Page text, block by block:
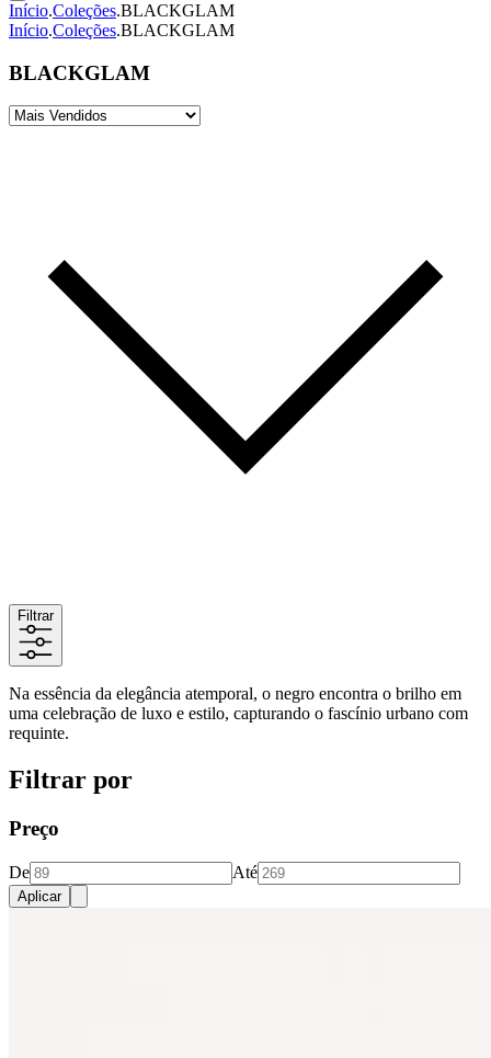
Início.Coleções.BLACKGLAM
Início.Coleções.BLACKGLAM
BLACKGLAM
Filtrar
Na essência da elegância atemporal, o negro encontra o brilho em
uma celebração de luxo e estilo, capturando o fascínio urbano com
requinte.
Filtrar por
Preço
De Até
Aplicar